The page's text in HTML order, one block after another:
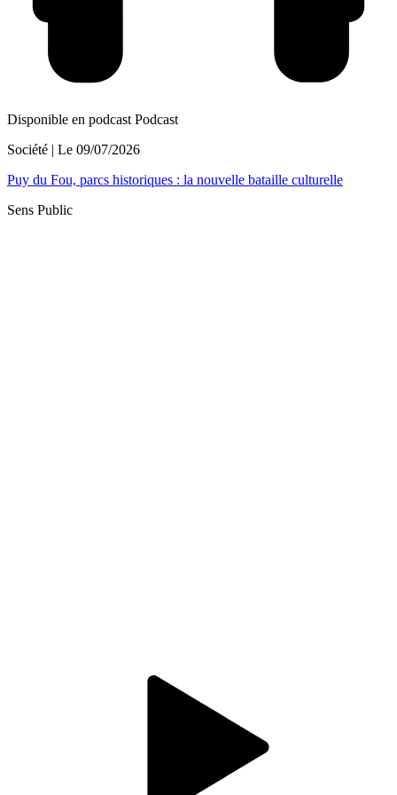
Disponible en podcast Podcast
Société | Le 09/07/2026
Puy du Fou, parcs historiques : la nouvelle bataille culturelle
Sens Public